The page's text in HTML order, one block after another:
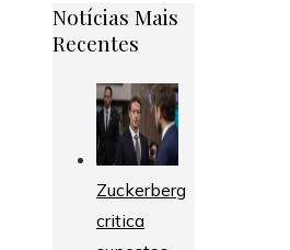
Notícias Mais
Recentes
Zuckerberg
critica